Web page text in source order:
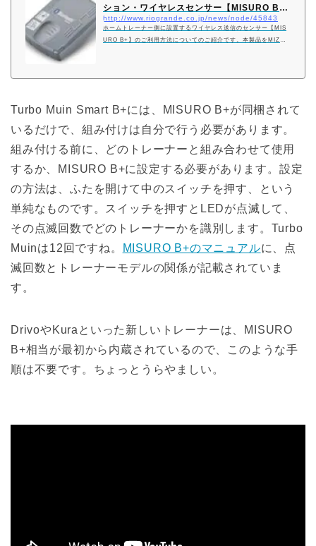
ション・ワイヤレスセンサー【MISURO B+
…
http://www.riogrande.co.jp/news/node/45843
ホームトレーナー側に設置するワイヤレス送信のセンサー【MIS
URO B+】のご利用方法についてのご紹介です。本製品をMIZUR
Turbo Muin Smart B+には、MISURO B+が同梱されて
いるだけで、組み付けは自分で行う必要があります。
組み付ける前に、どのトレーナーと組み合わせて使用
するか、MISURO B+に設定する必要があります。設定
の方法は、ふたを開けて中のスイッチを押す、という
単純なものです。スイッチを押すとLEDが点滅して、
その点滅回数でどのトレーナーかを識別します。Turbo
Muinは12回ですね。
MISURO B+のマニュアルに、点
滅回数とトレーナーモデルの関係が記載されていま
す。
DrivoやKuraといった新しいトレーナーは、MISURO
B+相当が最初から内蔵されているので、このような手
順は不要です。ちょっとうらやましい。